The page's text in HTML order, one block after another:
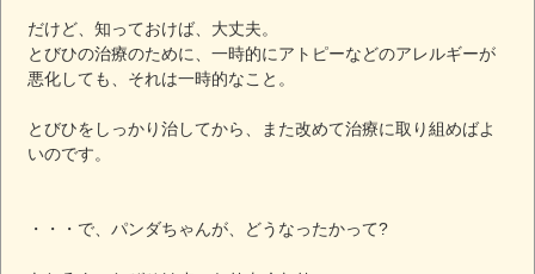
だけど、知っておけば、大丈夫。
とびひの治療のために、一時的にアトピーなどのアレルギーが
悪化しても、それは一時的なこと。
とびひをしっかり治してから、また改めて治療に取り組めばよ
いのです。
・・・で、パンダちゃんが、どうなったかって?